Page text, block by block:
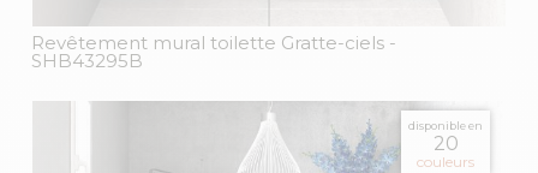
Revêtement mural toilette Gratte-ciels -
SHB43295B
disponible en
20
couleurs